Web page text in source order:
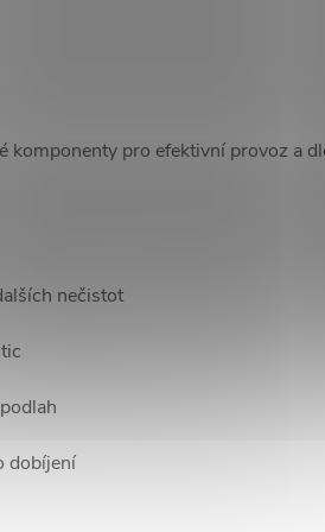
komponenty pro efektivní provoz a
nečistot
dobíjení